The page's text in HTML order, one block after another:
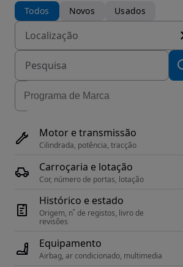
Todos
Novos Usados
Localização
Motor e transmissão
Cilindrada, potência, tracção
Carroçaria e lotação
Cor, número de portas, lotação
Histórico e estado
Origem, n˚ de registos, livro de
revisões
Equipamento
Airbag, ar condicionado, multimedia